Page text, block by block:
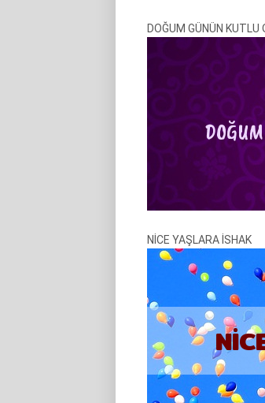
DOĞUM GÜNÜN KUTLU
NİCE YAŞLARA İSHAK